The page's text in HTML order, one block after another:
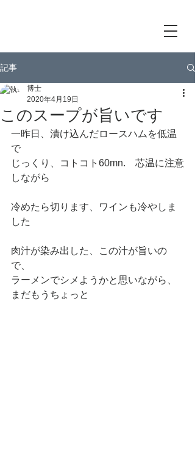
記事
このスープが旨いです
博士
2020年4月19日
一昨日、漬け込んだロースハムを低温
で
じっくり、コトコト60mn.　芯温に注意
しながら
冷めたら切ります、ワインも冷やしま
した
肉汁が染み出した、この汁が旨いの
で、
ラーメンでシメようかと思いながら、
まだもうちょっと